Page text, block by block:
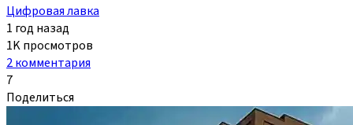
Цифровая лавка
1 год назад
1K просмотров
2 комментария
7
Поделиться